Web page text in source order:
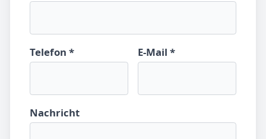
Telefon * E-Mail *
Nachricht